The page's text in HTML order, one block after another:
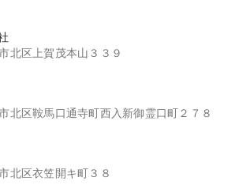
北区上賀茂本山３３９
北区鞍馬口通寺町西入新御霊口町２７８
北区衣笠開キ町３８